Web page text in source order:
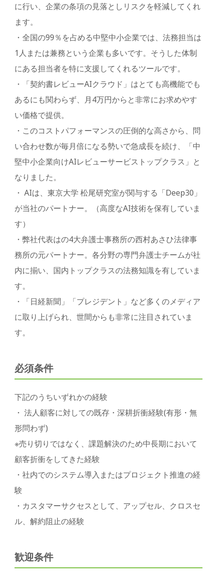
に行い、企業の条項の見落としリスクを軽減してくれ
ます。
・全国の99％を占める中堅中小企業では、法務担当は
1人または兼務という企業も多いです。そうした体制
にある担当者を特に支援してくれるツールです。
・「契約書レビューAIクラウド」はとても高機能でも
あるにも関わらず、月4万円からと非常にお求めやす
い価格で提供。
・このコストパフォーマンスの圧倒的な高さから、問
い合わせ数が毎月倍になる勢いで急成長を続け、「中
堅中小企業向けAIレビューサービストップクラス」と
なりました。
・ AIは、東京大学 松尾研究室が関与する「Deep30」
が当社のパートナー。（高度なAI技術を保有していま
す）
・弊社代表はの4大弁護士事務所の西村あさひ法律事
務所の元パートナー。各分野の専門弁護士チームが社
内に揃い、国内トップクラスの法務知識を有していま
す。
・「日経新聞」「プレジデント」など多くのメディア
に取り上げられ、世間からも非常に注目されていま
す。
必須条件
下記のうちいずれかの経験
・ 法人顧客に対しての既存・深耕折衝経験(有形・無
形問わず)
※売り切りではなく、課題解決のため中長期において
顧客折衝をしてきた経験
・社内でのシステム導入またはプロジェクト推進の経
験
・カスタマーサクセスとして、アップセル、クロスセ
ル、解約阻止の経験
歓迎条件